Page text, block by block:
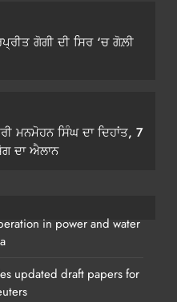
ਗੋਗੀ ਦੀ ਸਿਰ ‘ਚ ਗੋਲ਼ੀ
ਮਨਮੋਹਨ ਸਿੰਘ ਦਾ ਦਿਹਾਂਤ, 7
ਦਾ ਐਲਾਨ
in power and water
updated draft papers for